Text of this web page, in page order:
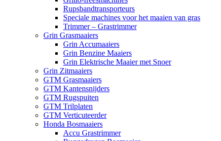
Rupsbandtransporteurs
Speciale machines voor het maaien van gras
Trimmer – Grastrimmer
Grin Grasmaaiers
Grin Accumaaiers
Grin Benzine Maaiers
Grin Elektrische Maaier met Snoer
Grin Zitmaaiers
GTM Grasmaaiers
GTM Kantensnijders
GTM Rugspuiten
GTM Trilplaten
GTM Verticuteerder
Honda Bosmaaiers
Accu Grastrimmer